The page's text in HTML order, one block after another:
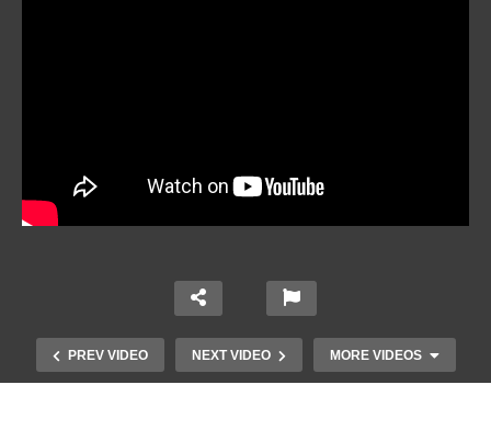
PREV VIDEO NEXT VIDEO MORE VIDEOS